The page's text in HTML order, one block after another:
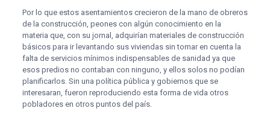
Por lo que estos asentamientos crecieron de la mano de obreros
de la construcción, peones con algún conocimiento en la
materia que, con su jornal, adquirían materiales de construcción
básicos para ir levantando sus viviendas sin tomar en cuenta la
falta de servicios mínimos indispensables de sanidad ya que
esos predios no contaban con ninguno, y ellos solos no podían
planificarlos. Sin una política pública y gobiernos que se
interesaran, fueron reproduciendo esta forma de vida otros
pobladores en otros puntos del país.